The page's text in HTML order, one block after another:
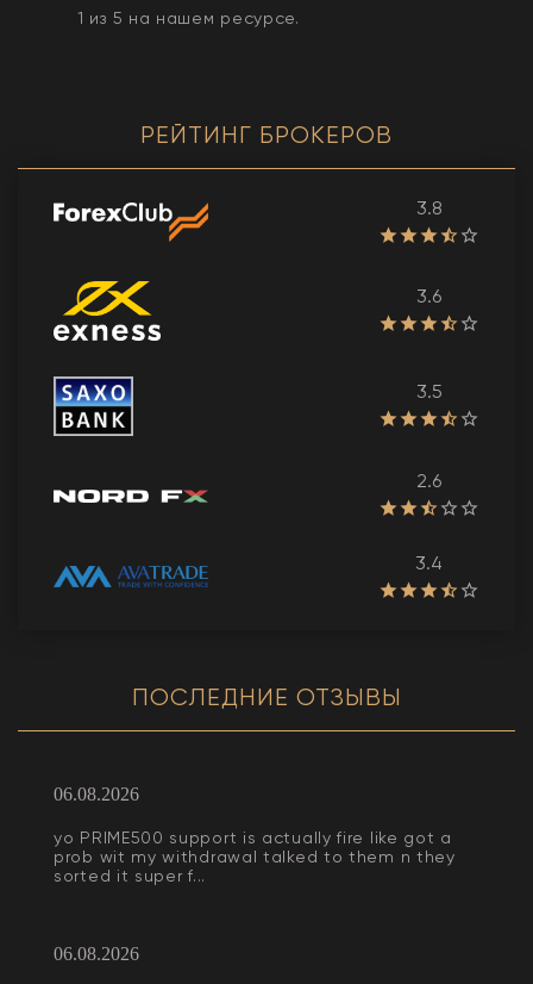
1 из 5 на нашем ресурсе.
РЕЙТИНГ БРОКЕРОВ
3.8
3.6
3.5
2.6
3.4
ПОСЛЕДНИЕ ОТЗЫВЫ
06.08.2026
yo PRIME500 support is actually fire like got a
prob wit my withdrawal talked to them n they
sorted it super f...
06.08.2026